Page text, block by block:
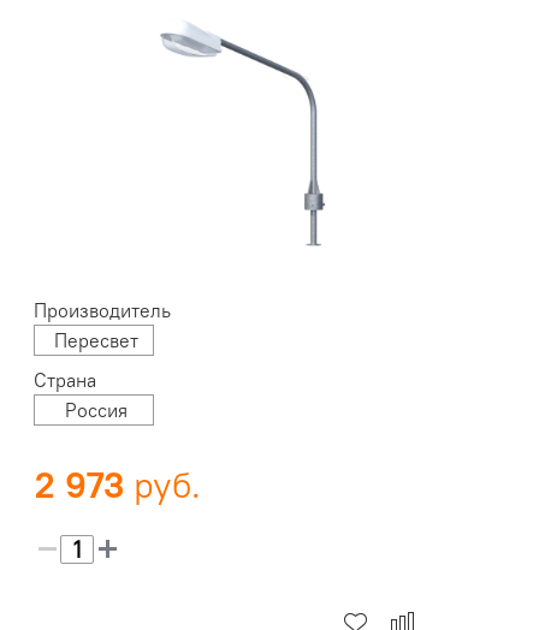
Производитель
Пересвет
Страна
Россия
2 973